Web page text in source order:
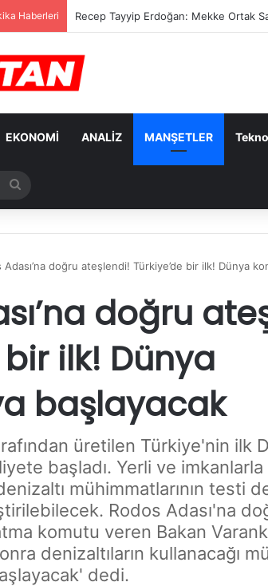
Haberleri Cevdet Yılmaz: Mekke Anlaşması
EKONOMİ ANALİZ MANŞETLER
yap
Adası’na doğru ateşlendi! Türkiye’de bir ilk! Dünya
doğru
bir ilk! Dünya
başlayacak
üretilen Türkiye'nin ilk
başladı. Yerli ve
mühimmatlarının testi
Rodos Adası'na
komutu veren Bakan
denizaltıların kullanacağı
dedi.